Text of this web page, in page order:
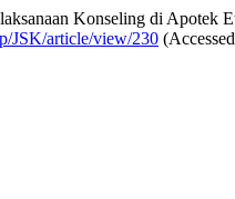
Konseling di Apotek
JSK/article/view/230